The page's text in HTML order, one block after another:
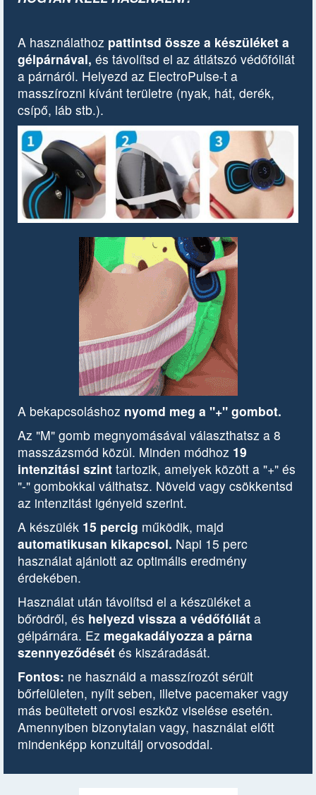
A használathoz pattintsd össze a készüléket a
gélpárnával, és távolítsd el az átlátszó védőfóliát
a párnáról. Helyezd az ElectroPulse-t a
masszírozni kívánt területre (nyak, hát, derék,
csípő, láb stb.).
A bekapcsoláshoz nyomd meg a "+" gombot.
Az "M" gomb megnyomásával választhatsz a 8
masszázsmód közül. Minden módhoz 19
intenzitási szint tartozik, amelyek között a "+" és
"-" gombokkal válthatsz. Növeld vagy csökkentsd
az intenzitást igényeid szerint.
A készülék 15 percig működik, majd
automatikusan kikapcsol. Napi 15 perc
használat ajánlott az optimális eredmény
érdekében.
Használat után távolítsd el a készüléket a
bőrödről, és helyezd vissza a védőfóliát a
gélpárnára. Ez megakadályozza a párna
szennyeződését és kiszáradását.
Fontos: ne használd a masszírozót sérült
bőrfelületen, nyílt seben, illetve pacemaker vagy
más beültetett orvosi eszköz viselése esetén.
Amennyiben bizonytalan vagy, használat előtt
mindenképp konzultálj orvosoddal.